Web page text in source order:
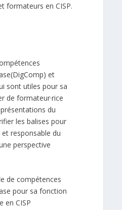
formateurs en CISP.
et
sont utiles pour sa
de formateur·rice
du
les balises pour
responsable du
perspective
de compétences
pour sa fonction
en CISP